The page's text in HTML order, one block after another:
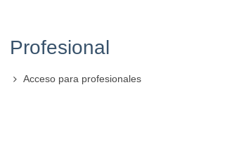
Profesional
Acceso para profesionales